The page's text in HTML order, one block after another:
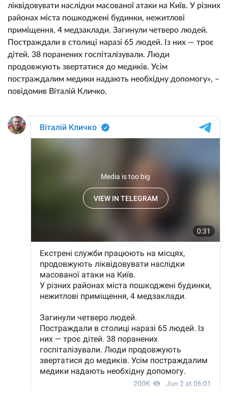
ліквідовувати наслідки масованої атаки на Київ. У різних
районах міста пошкоджені будинки, нежитлові
приміщення, 4 медзаклади. Загинули четверо людей.
Постраждали в столиці наразі 65 людей. Із них — троє
дітей. 38 поранених госпіталізували. Люди
продовжують звертатися до медиків. Усім
постраждалим медики надають необхідну допомогу», –
повідомив Віталій Кличко.